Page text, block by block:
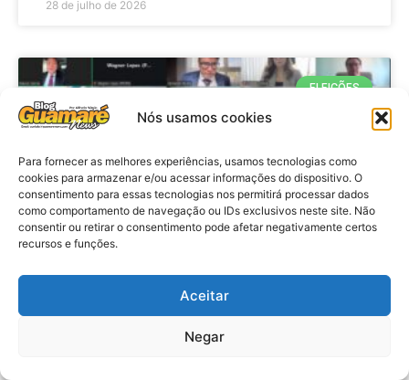
Nós usamos cookies
Para fornecer as melhores experiências, usamos tecnologias como
cookies para armazenar e/ou acessar informações do dispositivo. O
consentimento para essas tecnologias nos permitirá processar dados
como comportamento de navegação ou IDs exclusivos neste site. Não
consentir ou retirar o consentimento pode afetar negativamente certos
recursos e funções.
Aceitar
Negar
28 de julho de 2026
ELEIÇÕES
Eleições 2026: procuradores e
promotores eleitorais realizam
reunião de alinhamento no RN